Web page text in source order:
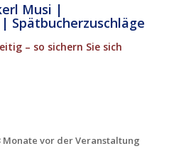
Musi |
Spätbucherzuschläge
– so sichern Sie sich
vor der Veranstaltung